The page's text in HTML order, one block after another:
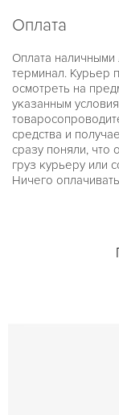
Оплата
Оплата
терминал. Курьер
осмотреть на
указанным
средства и
сразу поняли, что
груз курьеру или
Ничего